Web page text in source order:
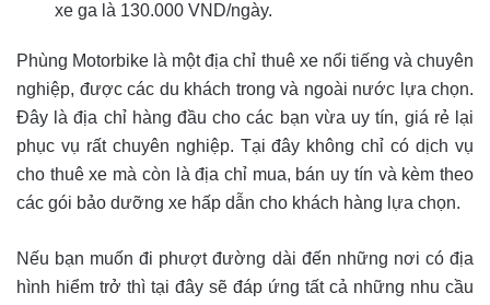
xe ga là 130.000 VND/ngày.
Phùng Motorbike là một địa chỉ thuê xe nổi tiếng và chuyên
nghiệp, được các du khách trong và ngoài nước lựa chọn.
Đây là địa chỉ hàng đầu cho các bạn vừa uy tín, giá rẻ lại
phục vụ rất chuyên nghiệp. Tại đây không chỉ có dịch vụ
cho thuê xe mà còn là địa chỉ mua, bán uy tín và kèm theo
các gói bảo dưỡng xe hấp dẫn cho khách hàng lựa chọn.
Nếu bạn muốn đi phượt đường dài đến những nơi có địa
hình hiểm trở thì tại đây sẽ đáp ứng tất cả những nhu cầu